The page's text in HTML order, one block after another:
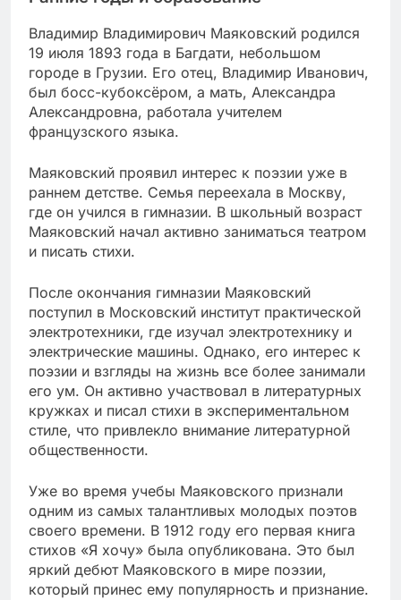
Владимир Владимирович Маяковский родился
19 июля 1893 года в Багдати, небольшом
городе в Грузии. Его отец, Владимир Иванович,
был босс-кубоксёром, а мать, Александра
Александровна, работала учителем
французского языка.
Маяковский проявил интерес к поэзии уже в
раннем детстве. Семья переехала в Москву,
где он учился в гимназии. В школьный возраст
Маяковский начал активно заниматься театром
и писать стихи.
После окончания гимназии Маяковский
поступил в Московский институт практической
электротехники, где изучал электротехнику и
электрические машины. Однако, его интерес к
поэзии и взгляды на жизнь все более занимали
его ум. Он активно участвовал в литературных
кружках и писал стихи в экспериментальном
стиле, что привлекло внимание литературной
общественности.
Уже во время учебы Маяковского признали
одним из самых талантливых молодых поэтов
своего времени. В 1912 году его первая книга
стихов «Я хочу» была опубликована. Это был
яркий дебют Маяковского в мире поэзии,
который принес ему популярность и признание.